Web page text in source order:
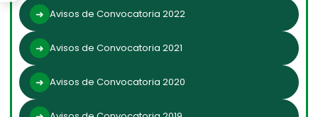
Avisos de Convocatoria 2022
Avisos de Convocatoria 2021
Avisos de Convocatoria 2020